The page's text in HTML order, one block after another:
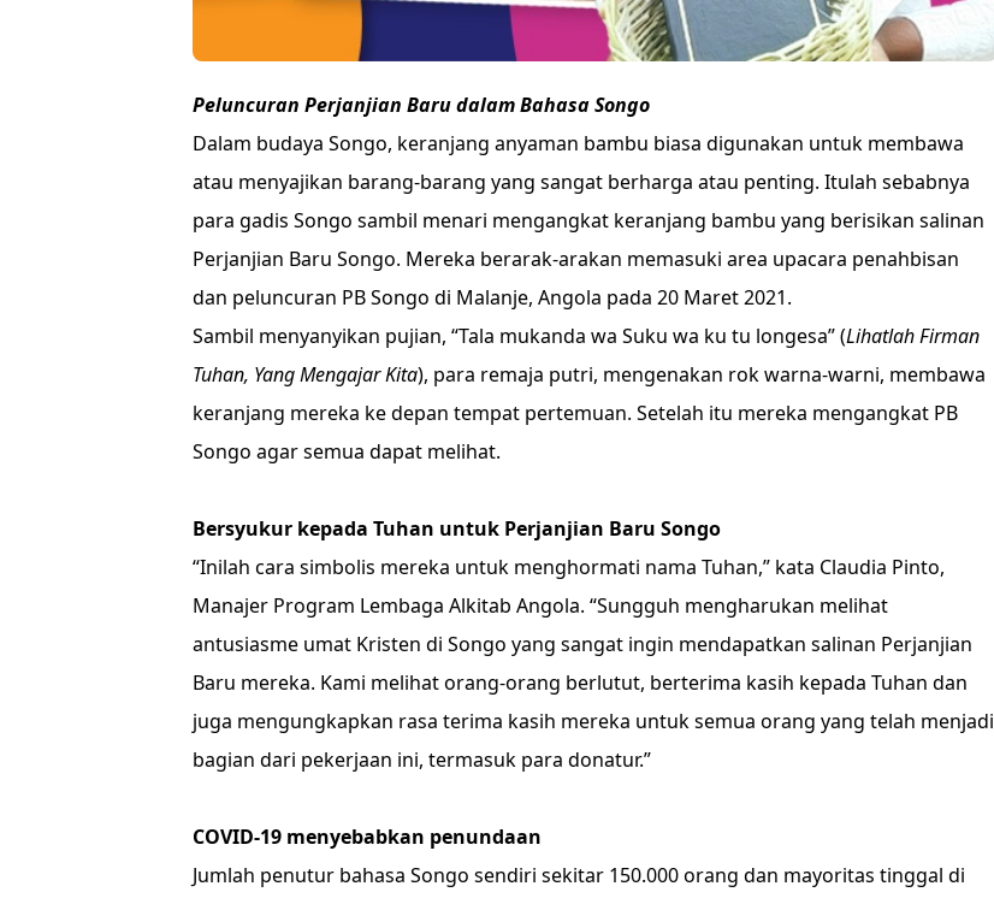
Peluncuran Perjanjian Baru dalam Bahasa Songo
Dalam budaya Songo, keranjang anyaman bambu biasa digunakan untuk membawa
atau menyajikan barang-barang yang sangat berharga atau penting. Itulah sebabnya
para gadis Songo sambil menari mengangkat keranjang bambu yang berisikan salinan
Perjanjian Baru Songo. Mereka berarak-arakan memasuki area upacara penahbisan
dan peluncuran PB Songo di Malanje, Angola pada 20 Maret 2021.
Sambil menyanyikan pujian, “Tala mukanda wa Suku wa ku tu longesa” (Lihatlah Firman
Tuhan, Yang Mengajar Kita), para remaja putri, mengenakan rok warna-warni, membawa
keranjang mereka ke depan tempat pertemuan. Setelah itu mereka mengangkat PB
Songo agar semua dapat melihat.
Bersyukur kepada Tuhan untuk Perjanjian Baru Songo
“Inilah cara simbolis mereka untuk menghormati nama Tuhan,” kata Claudia Pinto,
Manajer Program Lembaga Alkitab Angola. “Sungguh mengharukan melihat
antusiasme umat Kristen di Songo yang sangat ingin mendapatkan salinan Perjanjian
Baru mereka. Kami melihat orang-orang berlutut, berterima kasih kepada Tuhan dan
juga mengungkapkan rasa terima kasih mereka untuk semua orang yang telah menjadi
bagian dari pekerjaan ini, termasuk para donatur.”
COVID-19 menyebabkan penundaan
Jumlah penutur bahasa Songo sendiri sekitar 150.000 orang dan mayoritas tinggal di